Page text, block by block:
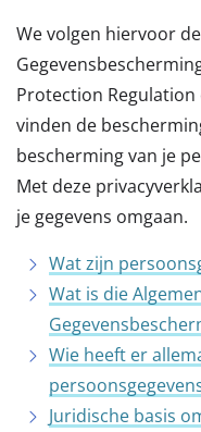
We volgen hiervoor
Protection Regulation
vinden de
bescherming van je
Met deze
je gegevens omgaan.
Wat zijn
Wat is die
Wie heeft er
Juridische basis